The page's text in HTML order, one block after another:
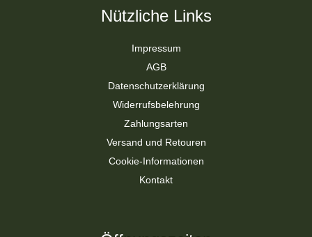
Nützliche Links
Impressum
AGB
Datenschutzerklärung
Widerrufsbelehrung
Zahlungsarten
Versand und Retouren
Cookie-Informationen
Kontakt